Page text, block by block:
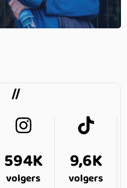
594K
volgers
9,6K
volgers